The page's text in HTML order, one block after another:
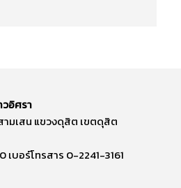
อิศรา
ามเสน แขวงดุสิต เขตดุสิต
เบอร์โทรสาร 0-2241-3161